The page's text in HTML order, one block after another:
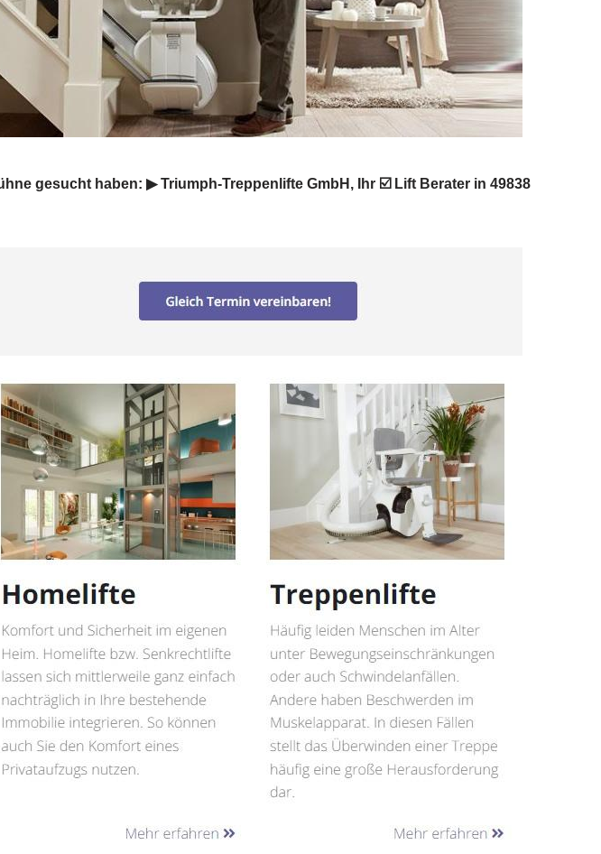
gesucht haben: ▶︎ Triumph-Treppenlifte GmbH, Ihr ☑️ Lift Berater in 49838